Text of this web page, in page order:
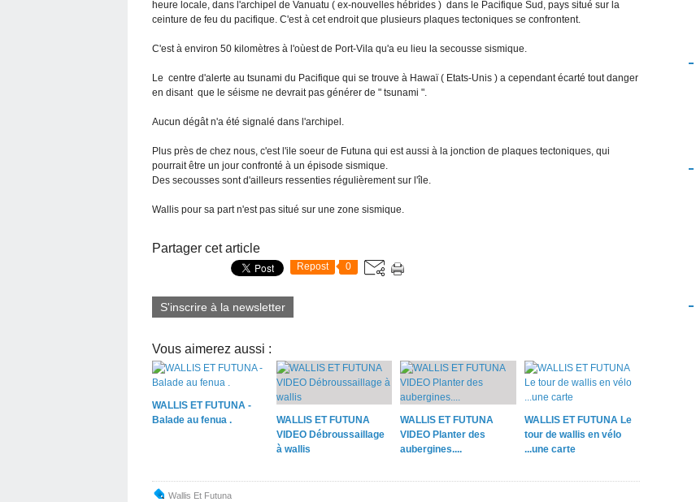
heure locale, dans l'archipel de Vanuatu ( ex-nouvelles hébrides ) dans le Pacifique Sud, pays situé sur la
ceinture de feu du pacifique. C'est à cet endroit que plusieurs plaques tectoniques se confrontent.
C'est à environ 50 kilomètres à l'oùest de Port-Vila qu'a eu lieu la secousse sismique.
Le centre d'alerte au tsunami du Pacifique qui se trouve à Hawaï ( Etats-Unis ) a cependant écarté tout danger
en disant que le séisme ne devrait pas générer de " tsunami ".
Aucun dégât n'a été signalé dans l'archipel.
Plus près de chez nous, c'est l'ile soeur de Futuna qui est aussi à la jonction de plaques tectoniques, qui
pourrait être un jour confronté à un épisode sismique.
Des secousses sont d'ailleurs ressenties régulièrement sur l'île.
Wallis pour sa part n'est pas situé sur une zone sismique.
Partager cet article
Repost 0
S'inscrire à la newsletter
Vous aimerez aussi :
WALLIS ET FUTUNA -
Balade au fenua .
WALLIS ET FUTUNA
VIDEO Débroussaillage
à wallis
WALLIS ET FUTUNA
VIDEO Planter des
aubergines....
WALLIS ET FUTUNA Le
tour de wallis en vélo
...une carte
Wallis Et Futuna